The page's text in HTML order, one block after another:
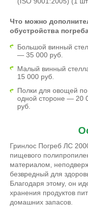
Что можно
обустройства
Большой винный
— 35 000 руб.
Малый винный
15 000 руб.
Полки для овощей по
одной стороне — 20
руб.
Гринлос Погреб ЛС
пищевого
материалом,
безвредный для
Благодаря этому, он
хранения продуктов
домашних запасов.